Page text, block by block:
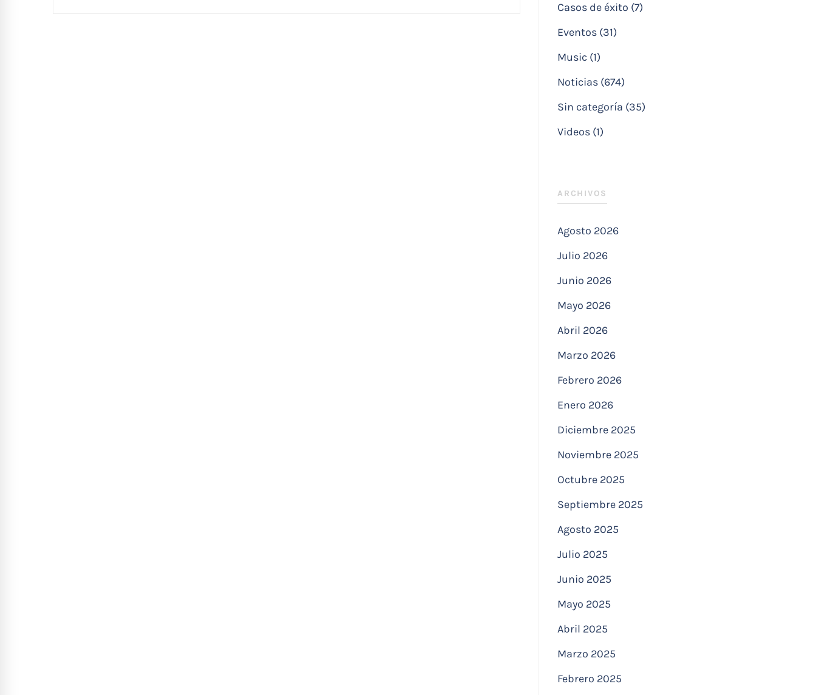
Casos de éxito (7)
Eventos (31)
Music (1)
Noticias (674)
Sin categoría (35)
Videos (1)
ARCHIVOS
Agosto 2026
Julio 2026
Junio 2026
Mayo 2026
Abril 2026
Marzo 2026
Febrero 2026
Enero 2026
Diciembre 2025
Noviembre 2025
Octubre 2025
Septiembre 2025
Agosto 2025
Julio 2025
Junio 2025
Mayo 2025
Abril 2025
Marzo 2025
Febrero 2025